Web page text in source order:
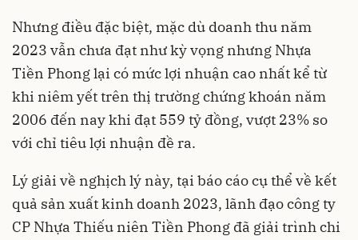
Nhưng điều đặc biệt, mặc dù doanh thu năm
2023 vẫn chưa đạt như kỳ vọng nhưng Nhựa
Tiền Phong lại có mức lợi nhuận cao nhất kể từ
khi niêm yết trên thị trường chứng khoán năm
2006 đến nay khi đạt 559 tỷ đồng, vượt 23% so
với chỉ tiêu lợi nhuận đề ra.
Lý giải về nghịch lý này, tại báo cáo cụ thể về kết
quả sản xuất kinh doanh 2023, lãnh đạo công ty
CP Nhựa Thiếu niên Tiền Phong đã giải trình chi